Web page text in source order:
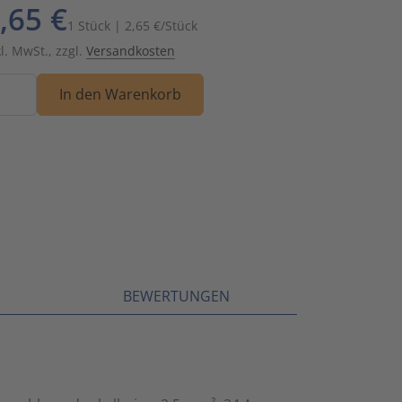
€1 Stück | 2,65 €/Stück
MwSt., zzgl. Versandkosten
In den Warenkorb
BEWERTUNGEN
Schalt- und Steuerungstechnik
Schaltermaterial